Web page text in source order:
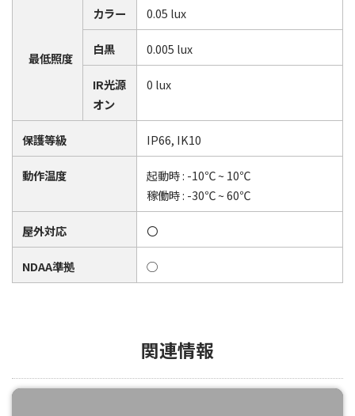
最低照度
カラー 0.05 lux
白黒 0.005 lux
IR光源
オン
0 lux
保護等級 IP66, IK10
動作温度
起動時 : -10℃ ~ 10℃
稼働時 : -30℃ ~ 60℃
屋外対応 〇
NDAA準拠 ◯
関連情報